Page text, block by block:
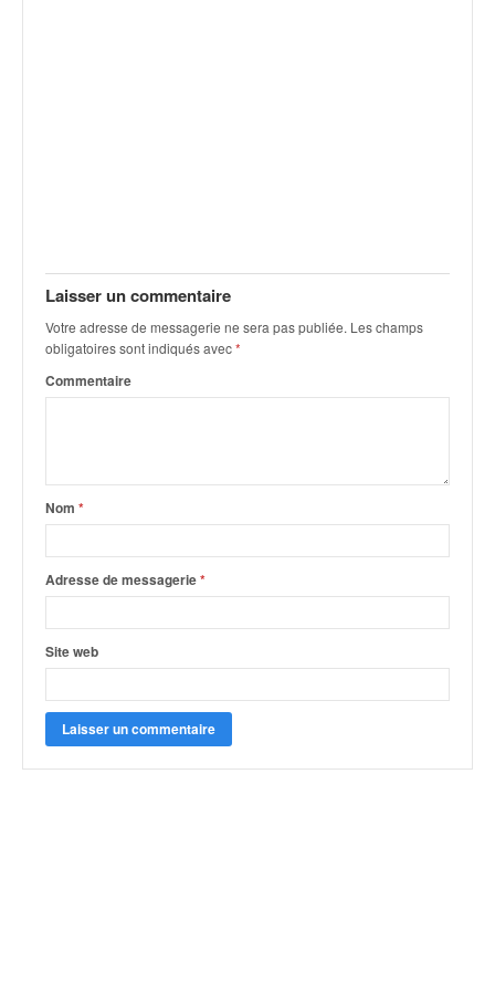
Laisser un commentaire
Votre adresse de messagerie ne sera pas publiée. Les champs
obligatoires sont indiqués avec*
Commentaire
Nom *
Adresse de messagerie*
Site web